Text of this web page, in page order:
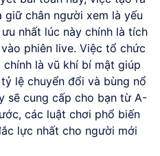
chân người xem là yếu
nhất lúc này chính là tích
phiên live. Việc tổ chức
chính là vũ khí bí mật giúp
lệ chuyển đổi và bùng nổ
sẽ cung cấp cho bạn từ A-
các luật chơi phổ biến
lực nhất cho người mới